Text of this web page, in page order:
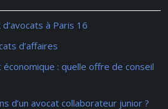
à Paris 16
d’affaires
économique : quelle offre de conseil
d’un avocat collaborateur junior ?